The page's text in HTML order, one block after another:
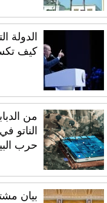
الدولة
كيف
من
الناتو
حرب
بيان